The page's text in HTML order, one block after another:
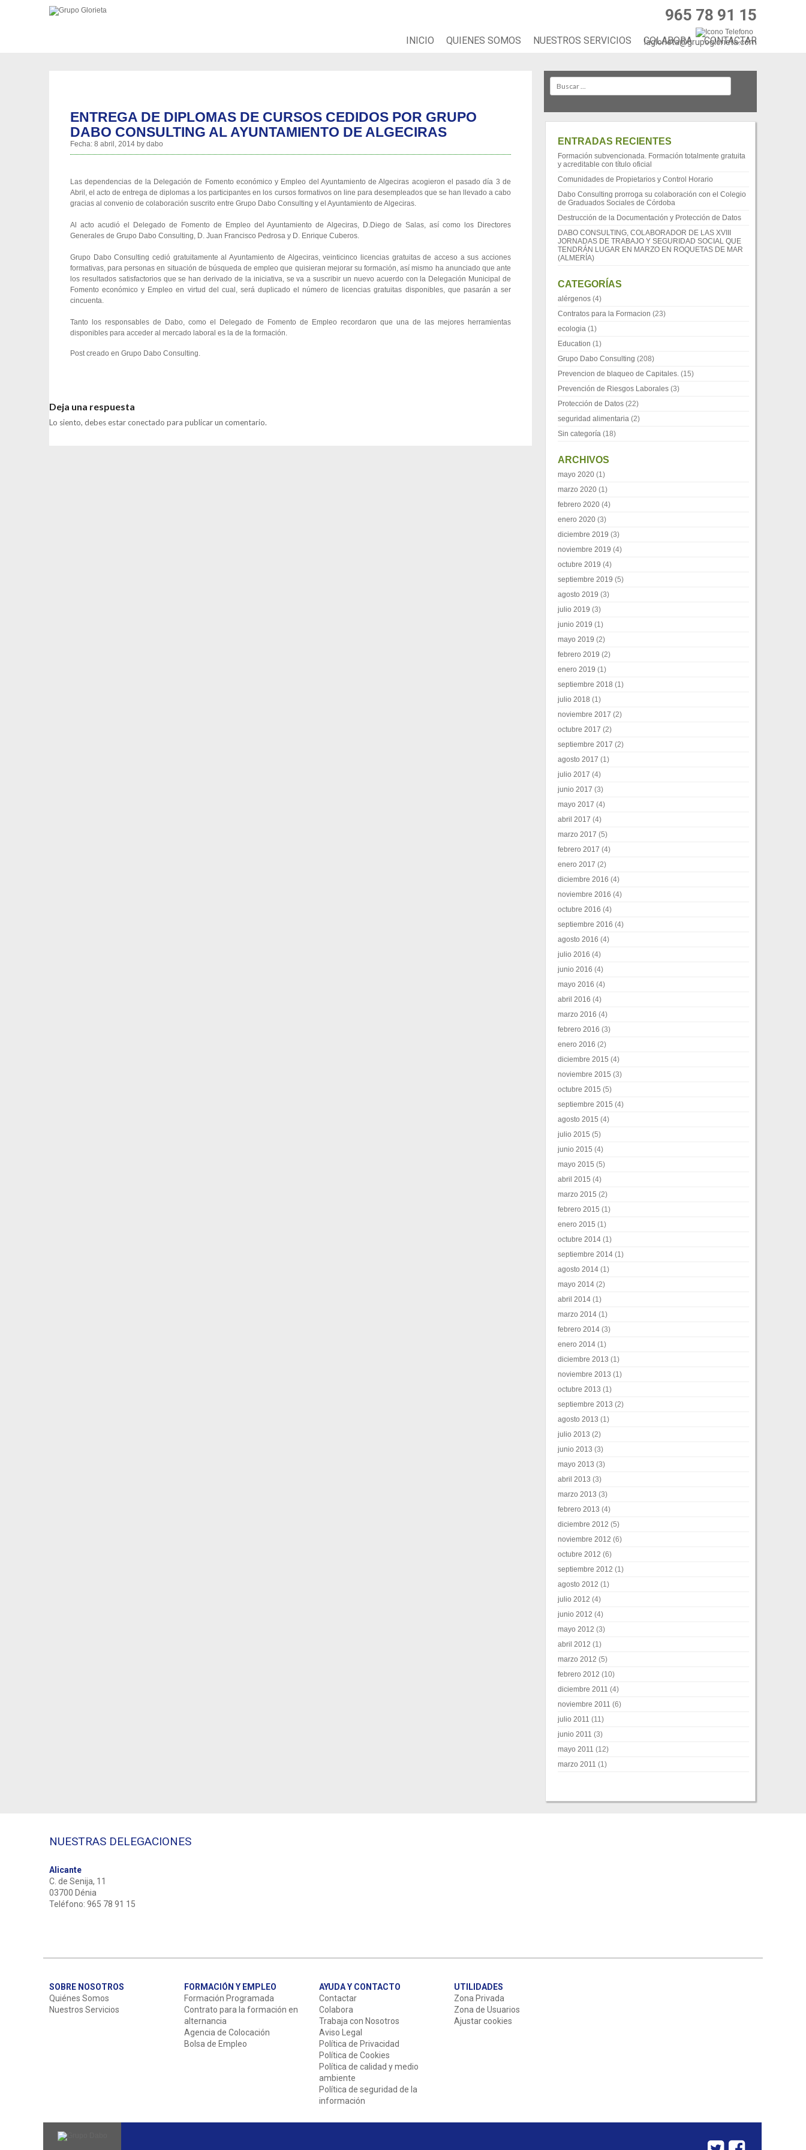
965 78 91 15
laglorieta@grupoglorieta.com
CONTACTAR
COLABORA
NUESTROS SERVICIOS
QUIENES SOMOS
INICIO
ENTREGA DE DIPLOMAS DE CURSOS CEDIDOS POR GRUPO
DABO CONSULTING AL AYUNTAMIENTO DE ALGECIRAS
Fecha: 8 abril, 2014 by dabo
Las dependencias de la Delegación de Fomento económico y Empleo del Ayuntamiento de Algeciras acogieron el pasado día 3 de
Abril, el acto de entrega de diplomas a los participantes en los cursos formativos on line para desempleados que se han llevado a cabo
gracias al convenio de colaboración suscrito entre Grupo Dabo Consulting y el Ayuntamiento de Algeciras.
Al acto acudió el Delegado de Fomento de Empleo del Ayuntamiento de Algeciras, D.Diego de Salas, así como los Directores
Generales de Grupo Dabo Consulting, D. Juan Francisco Pedrosa y D. Enrique Cuberos.
Grupo Dabo Consulting cedió gratuitamente al Ayuntamiento de Algeciras, veinticinco licencias gratuitas de acceso a sus acciones
formativas, para personas en situación de búsqueda de empleo que quisieran mejorar su formación, así mismo ha anunciado que ante
los resultados satisfactorios que se han derivado de la iniciativa, se va a suscribir un nuevo acuerdo con la Delegación Municipal de
Fomento económico y Empleo en virtud del cual, será duplicado el número de licencias gratuitas disponibles, que pasarán a ser
cincuenta.
Tanto los responsables de Dabo, como el Delegado de Fomento de Empleo recordaron que una de las mejores herramientas
disponibles para acceder al mercado laboral es la de la formación.
Post creado en Grupo Dabo Consulting.
Deja una respuesta
Lo siento, debes estar conectado para publicar un comentario.
ENTRADAS RECIENTES
Formación subvencionada. Formación totalmente gratuita
y acreditable con título oficial
Comunidades de Propietarios y Control Horario
Dabo Consulting prorroga su colaboración con el Colegio
de Graduados Sociales de Córdoba
Destrucción de la Documentación y Protección de Datos
DABO CONSULTING, COLABORADOR DE LAS XVIII
JORNADAS DE TRABAJO Y SEGURIDAD SOCIAL QUE
TENDRÁN LUGAR EN MARZO EN ROQUETAS DE MAR
(ALMERÍA)
CATEGORÍAS
alérgenos (4)
Contratos para la Formacion (23)
ecologia (1)
Education (1)
Grupo Dabo Consulting (208)
Prevencion de blaqueo de Capitales. (15)
Prevención de Riesgos Laborales (3)
Protección de Datos (22)
seguridad alimentaria (2)
Sin categoría (18)
ARCHIVOS
mayo 2020 (1)
marzo 2020 (1)
febrero 2020 (4)
enero 2020 (3)
diciembre 2019 (3)
noviembre 2019 (4)
octubre 2019 (4)
septiembre 2019 (5)
agosto 2019 (3)
julio 2019 (3)
junio 2019 (1)
mayo 2019 (2)
febrero 2019 (2)
enero 2019 (1)
septiembre 2018 (1)
julio 2018 (1)
noviembre 2017 (2)
octubre 2017 (2)
septiembre 2017 (2)
agosto 2017 (1)
julio 2017 (4)
junio 2017 (3)
mayo 2017 (4)
abril 2017 (4)
marzo 2017 (5)
febrero 2017 (4)
enero 2017 (2)
diciembre 2016 (4)
noviembre 2016 (4)
octubre 2016 (4)
septiembre 2016 (4)
agosto 2016 (4)
julio 2016 (4)
junio 2016 (4)
mayo 2016 (4)
abril 2016 (4)
marzo 2016 (4)
febrero 2016 (3)
enero 2016 (2)
diciembre 2015 (4)
noviembre 2015 (3)
octubre 2015 (5)
septiembre 2015 (4)
agosto 2015 (4)
julio 2015 (5)
junio 2015 (4)
mayo 2015 (5)
abril 2015 (4)
marzo 2015 (2)
febrero 2015 (1)
enero 2015 (1)
octubre 2014 (1)
septiembre 2014 (1)
agosto 2014 (1)
mayo 2014 (2)
abril 2014 (1)
marzo 2014 (1)
febrero 2014 (3)
enero 2014 (1)
diciembre 2013 (1)
noviembre 2013 (1)
octubre 2013 (1)
septiembre 2013 (2)
agosto 2013 (1)
julio 2013 (2)
junio 2013 (3)
mayo 2013 (3)
abril 2013 (3)
marzo 2013 (3)
febrero 2013 (4)
diciembre 2012 (5)
noviembre 2012 (6)
octubre 2012 (6)
septiembre 2012 (1)
agosto 2012 (1)
julio 2012 (4)
junio 2012 (4)
mayo 2012 (3)
abril 2012 (1)
marzo 2012 (5)
febrero 2012 (10)
diciembre 2011 (4)
noviembre 2011 (6)
julio 2011 (11)
junio 2011 (3)
mayo 2011 (12)
marzo 2011 (1)
NUESTRAS DELEGACIONES
Alicante
C. de Senija, 11
03700 Dénia
Teléfono: 965 78 91 15
SOBRE NOSOTROS
Quiénes Somos
Nuestros Servicios
FORMACIÓN Y EMPLEO
Formación Programada
Contrato para la formación en
alternancia
Agencia de Colocación
Bolsa de Empleo
AYUDA Y CONTACTO
Contactar
Colabora
Trabaja con Nosotros
Aviso Legal
Política de Privacidad
Política de Cookies
Política de calidad y medio
ambiente
Política de seguridad de la
información
UTILIDADES
Zona Privada
Zona de Usuarios
Ajustar cookies